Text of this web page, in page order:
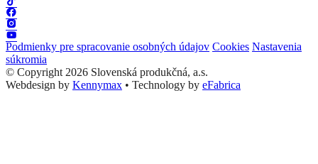
Podmienky pre spracovanie osobných údajov Cookies Nastavenia
súkromia
© Copyright 2026 Slovenská produkčná, a.s.
Webdesign by Kennymax • Technology by eFabrica